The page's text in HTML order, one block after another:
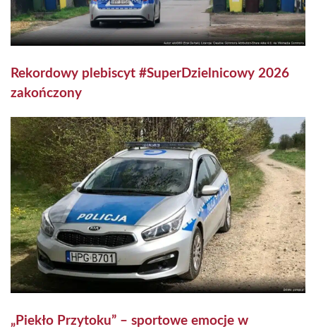
Rekordowy plebiscyt #SuperDzielnicowy 2026
zakończony
„Piekło Przytoku” – sportowe emocje w